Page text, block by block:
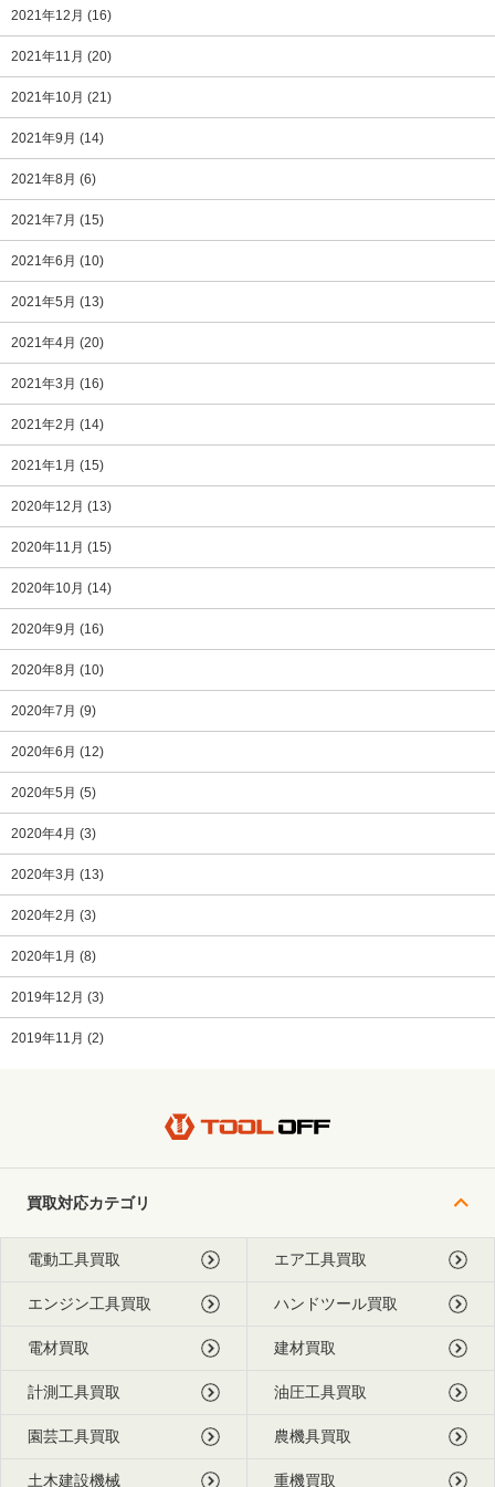
2021年12月 (16)
2021年11月 (20)
2021年10月 (21)
2021年9月 (14)
2021年8月 (6)
2021年7月 (15)
2021年6月 (10)
2021年5月 (13)
2021年4月 (20)
2021年3月 (16)
2021年2月 (14)
2021年1月 (15)
2020年12月 (13)
2020年11月 (15)
2020年10月 (14)
2020年9月 (16)
2020年8月 (10)
2020年7月 (9)
2020年6月 (12)
2020年5月 (5)
2020年4月 (3)
2020年3月 (13)
2020年2月 (3)
2020年1月 (8)
2019年12月 (3)
2019年11月 (2)
買取対応カテゴリ
電動工具買取 エア工具買取
エンジン工具買取 ハンドツール買取
電材買取 建材買取
計測工具買取 油圧工具買取
園芸工具買取 農機具買取
土木建設機械 重機買取